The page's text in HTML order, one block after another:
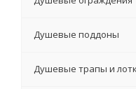
Душевые поддоны
Душевые трапы и